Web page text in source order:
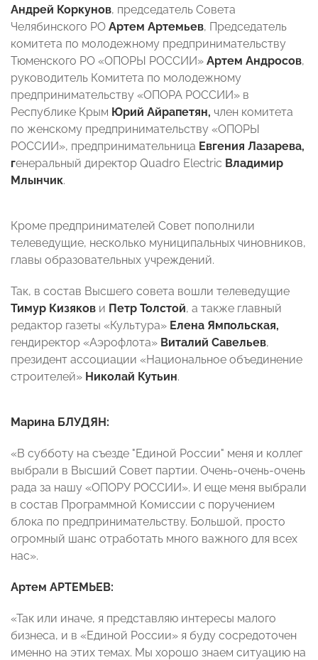
Андрей Коркунов, председатель Совета
Челябинского РО Артем Артемьев, Председатель
комитета по молодежному предпринимательству
Тюменского РО «ОПОРЫ РОССИИ» Артем Андросов,
руководитель Комитета по молодежному
предпринимательству «ОПОРА РОССИИ» в
Республике Крым Юрий Айрапетян, член комитета
по женскому предпринимательству «ОПОРЫ
РОССИИ», предпринимательница Евгения Лазарева,
генеральный директор Quadro Electric Владимир
Млынчик.
Кроме предпринимателей Совет пополнили
телеведущие, несколько муниципальных чиновников,
главы образовательных учреждений.
Так, в состав Высшего совета вошли телеведущие
Тимур Кизяков и Петр Толстой, а также главный
редактор газеты «Культура» Елена Ямпольская,
гендиректор «Аэрофлота» Виталий Савельев,
президент ассоциации «Национальное объединение
строителей» Николай Кутьин.
Марина БЛУДЯН:
«В субботу на съезде "Единой России" меня и коллег
выбрали в Высший Совет партии. Очень-очень-очень
рада за нашу «ОПОРУ РОССИИ». И еще меня выбрали
в состав Программной Комиссии с поручением
блока по предпринимательству. Большой, просто
огромный шанс отработать много важного для всех
нас».
Артем АРТЕМЬЕВ:
«Так или иначе, я представляю интересы малого
бизнеса, и в «Единой России» я буду сосредоточен
именно на этих темах. Мы хорошо знаем ситуацию на